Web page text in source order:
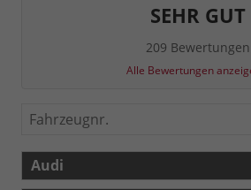
SEHR GUT
209 Bewertungen
Alle Bewertungen
Fahrzeugnr.
Audi